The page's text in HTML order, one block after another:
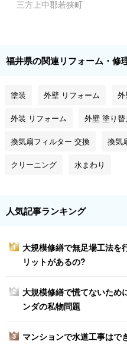
三方上中郡若狭町
福井県の関連リフォーム・修
塗装 外壁 リフォーム 外
外装 リフォーム 外壁 塗り替
換気扇フィルター 交換 換気
クリーニング 水まわり
人気記事ランキング
1
大規模修繕で無足場工法を
リットがあるの?
2
大規模修繕で慌てないため
ンダの私物問題
3
マンションで水道工事はで